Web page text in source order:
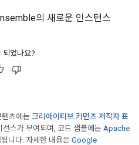
의 새로운 인스턴스
되었나요?
츠에는 크리에이티브 커먼즈 저작자 표
선스가 부여되며, 코드 샘플에는 Apache
니다. 자세한 내용은 Google